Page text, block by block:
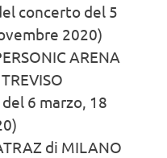
concerto del 5
2020)
ARENA
6 marzo, 18
di MILANO